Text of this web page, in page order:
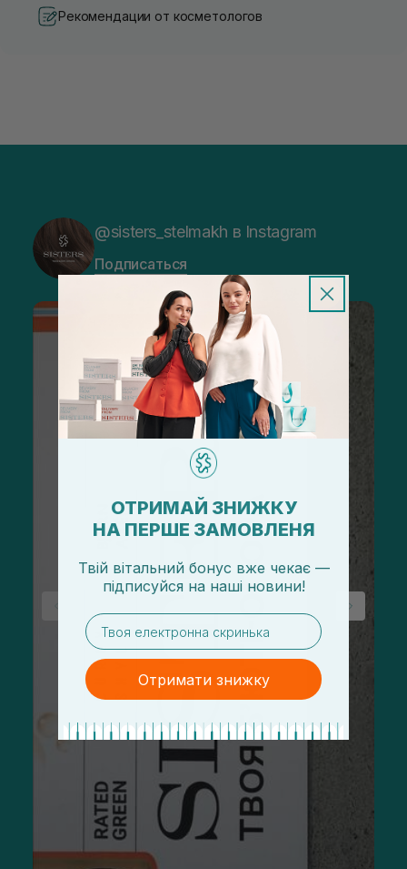
Рекомендации от косметологов
@sisters_stelmakh в Instagram
Подписаться
ОТРИМАЙ ЗНИЖКУ
НА ПЕРШЕ ЗАМОВЛЕНЯ
Твій вітальний бонус вже чекає —
підписуйся на наші новини!
email
Отримати знижку